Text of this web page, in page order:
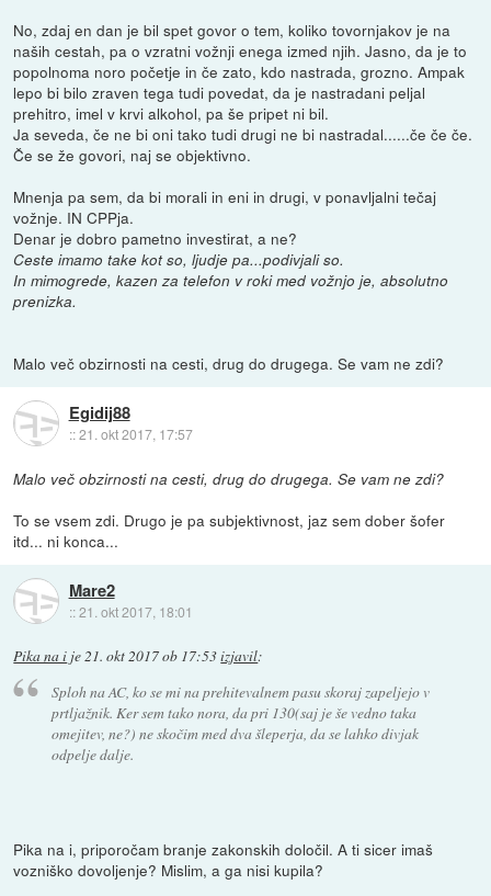
No, zdaj en dan je bil spet govor o tem, koliko tovornjakov je na
naših cestah, pa o vzratni vožnji enega izmed njih. Jasno, da je to
popolnoma noro početje in če zato, kdo nastrada, grozno. Ampak
lepo bi bilo zraven tega tudi povedat, da je nastradani peljal
prehitro, imel v krvi alkohol, pa še pripet ni bil.
Ja seveda, če ne bi oni tako tudi drugi ne bi nastradal......če če če.
Če se že govori, naj se objektivno.
Mnenja pa sem, da bi morali in eni in drugi, v ponavljalni tečaj
vožnje. IN CPPja.
Denar je dobro pametno investirat, a ne?
Ceste imamo take kot so, ljudje pa...podivjali so.
In mimogrede, kazen za telefon v roki med vožnjo je, absolutno
prenizka.
Malo več obzirnosti na cesti, drug do drugega. Se vam ne zdi?
Egidij88
::21. okt 2017, 17:57
Malo več obzirnosti na cesti, drug do drugega. Se vam ne zdi?
To se vsem zdi. Drugo je pa subjektivnost, jaz sem dober šofer
itd... ni konca...
Mare2
::21. okt 2017, 18:01
Pika na i je21. okt 2017 ob 17:53izjavil:
Sploh na AC, ko se mi na prehitevalnem pasu skoraj zapeljejo v
prtljažnik. Ker sem tako nora, da pri 130(saj je še vedno taka
omejitev, ne?) ne skočim med dva šleperja, da se lahko divjak
odpelje dalje.
Pika na i, priporočam branje zakonskih določil. A ti sicer imaš
vozniško dovoljenje? Mislim, a ga nisi kupila?